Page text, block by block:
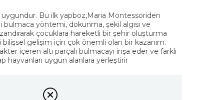
Bu ilk yapboz,Maria Montessoriden
yöntemi, dokunma, şekil algısı ve
çocuklara hareketli bir şehir oluşturma
bilişsel gelişim için çok önemli olan bir kazanım.
içeren altı parçalı bulmacayı inşa eder ve farklı
hayvanları uygun alanlara yerleştirir